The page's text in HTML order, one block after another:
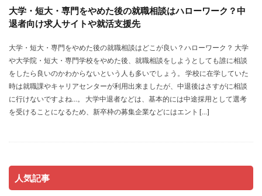
大学・短大・専門をやめた後の就職相談はハローワーク？中
退者向け求人サイトや就活支援先
大学・短大・専門をやめた後の就職相談はどこが良い？ハローワーク？ 大学
や大学院・短大・専門学校をやめた後、就職相談をしようとしても誰に相談
をしたら良いのかわからないという人も多いでしょう。 学校に在学していた
時は就職課やキャリアセンターが利用出来ましたが、中退後はさすがに相談
に行けないですよね…。 大学中退者などは、基本的には中途採用として選考
を受けることになるため、新卒枠の募集企業などにはエント […]
人気記事